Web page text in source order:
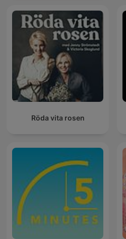
Röda vita rosen